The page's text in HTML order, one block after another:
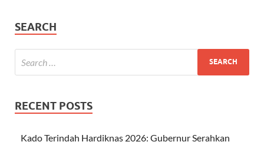
SEARCH
RECENT POSTS
Kado Terindah Hardiknas 2026: Gubernur Serahkan